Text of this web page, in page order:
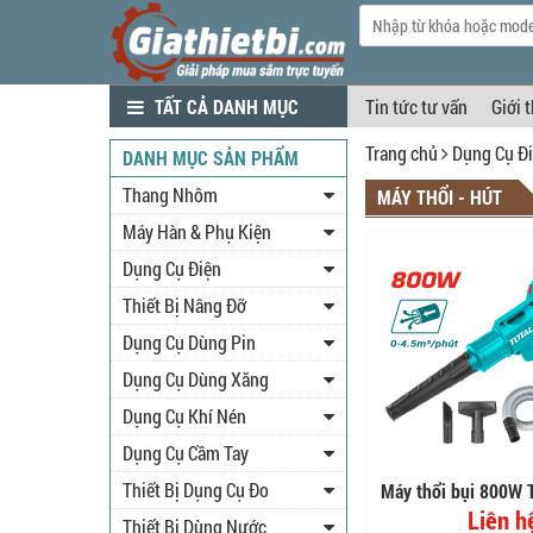
TẤT CẢ DANH MỤC Tin tức tư vấn
Giới
Trang chủ
Dụng Cụ
MÁY THỔI - HÚT
Máy thổi bụi 800W
Liên
DANH MỤC SẢN PHẨM
Thang Nhôm
Máy Hàn & Phụ Kiện
Dụng Cụ Điện
Thiết Bị Nâng Đỡ
Dụng Cụ Dùng Pin
Dụng Cụ Dùng Xăng
Dụng Cụ Khí Nén
Dụng Cụ Cầm Tay
Thiết Bị Dụng Cụ Đo
Thiết Bị Dùng Nước